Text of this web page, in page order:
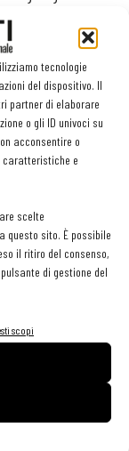
tecnologie
del dispositivo. Il
partner di elaborare
o gli ID univoci su
acconsentire o
caratteristiche e
scelte
questo sito. È possibile
il ritiro del consenso,
di gestione del
scopi
per
utilizzato
sulla scatola,
lavorati devono
o del
gli
pre-incartati